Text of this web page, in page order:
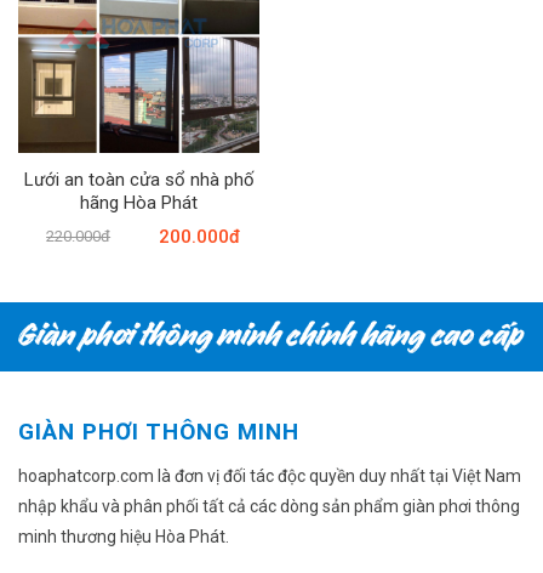
Lưới an toàn cửa sổ nhà phố
hãng Hòa Phát
200.000đ
220.000đ
GIÀN PHƠI THÔNG MINH
hoaphatcorp.com là đơn vị đối tác độc quyền duy nhất tại Việt Nam
nhập khẩu và phân phối tất cả các dòng sản phẩm giàn phơi thông
minh thương hiệu Hòa Phát.